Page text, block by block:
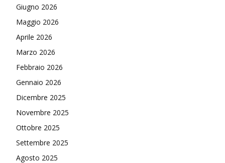
Giugno 2026
Maggio 2026
Aprile 2026
Marzo 2026
Febbraio 2026
Gennaio 2026
Dicembre 2025
Novembre 2025
Ottobre 2025
Settembre 2025
Agosto 2025